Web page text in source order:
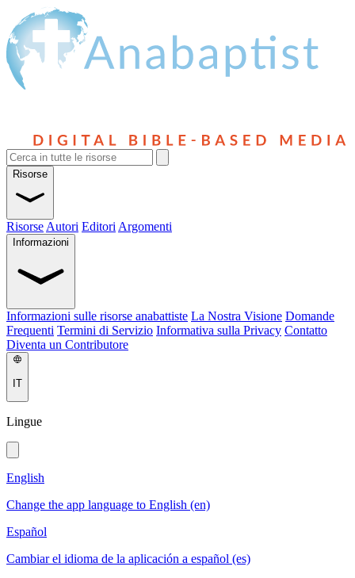
Risorse
Risorse Autori Editori Argomenti
Informazioni
Informazioni sulle risorse anabattiste La Nostra Visione Domande
Frequenti Termini di Servizio Informativa sulla Privacy Contatto
Diventa un Contributore
IT
Lingue
English
Change the app language to English (en)
Español
Cambiar el idioma de la aplicación a español (es)